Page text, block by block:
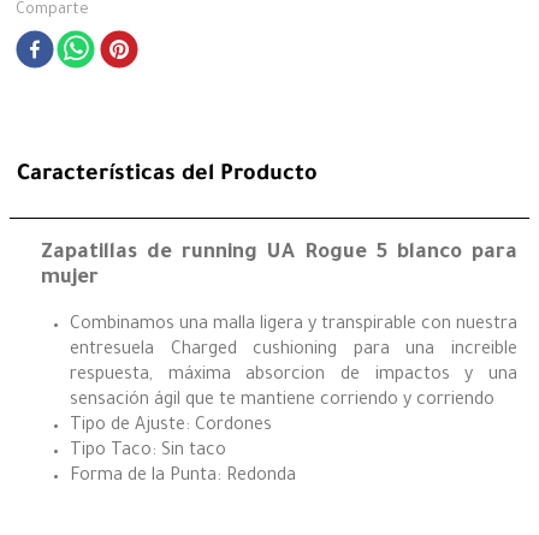
Comparte
Características del Producto
Zapatillas de running UA Rogue 5 blanco para
mujer
Combinamos una malla ligera y transpirable con nuestra
entresuela Charged cushioning para una increible
respuesta, máxima absorcion de impactos y una
sensación ágil que te mantiene corriendo y corriendo
Tipo de Ajuste: Cordones
Tipo Taco: Sin taco
Forma de la Punta: Redonda